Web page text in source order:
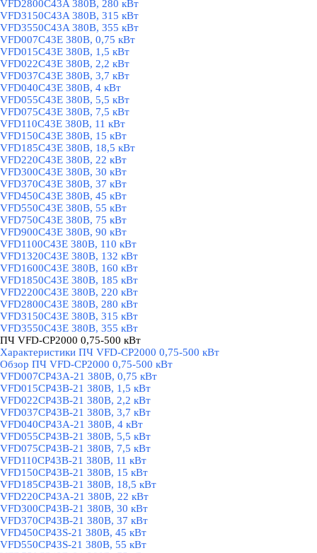
VFD2800C43A 380В, 280 кВт
VFD3150C43A 380В, 315 кВт
VFD3550C43A 380В, 355 кВт
VFD007C43E 380В, 0,75 кВт
VFD015C43E 380В, 1,5 кВт
VFD022C43E 380В, 2,2 кВт
VFD037C43E 380В, 3,7 кВт
VFD040C43E 380В, 4 кВт
VFD055C43E 380В, 5,5 кВт
VFD075C43E 380В, 7,5 кВт
VFD110C43E 380В, 11 кВт
VFD150C43E 380В, 15 кВт
VFD185C43E 380В, 18,5 кВт
VFD220C43E 380В, 22 кВт
VFD300C43E 380В, 30 кВт
VFD370C43E 380В, 37 кВт
VFD450C43E 380В, 45 кВт
VFD550C43E 380В, 55 кВт
VFD750C43E 380В, 75 кВт
VFD900C43E 380В, 90 кВт
VFD1100C43E 380В, 110 кВт
VFD1320C43E 380В, 132 кВт
VFD1600C43E 380В, 160 кВт
VFD1850C43E 380В, 185 кВт
VFD2200C43E 380В, 220 кВт
VFD2800C43E 380В, 280 кВт
VFD3150C43E 380В, 315 кВт
VFD3550C43E 380В, 355 кВт
ПЧ VFD-CP2000 0,75-500 кВт
Характеристики ПЧ VFD-CP2000 0,75-500 кВт
Обзор ПЧ VFD-CP2000 0,75-500 кВт
VFD007CP43A-21 380В, 0,75 кВт
VFD015CP43B-21 380В, 1,5 кВт
VFD022CP43B-21 380В, 2,2 кВт
VFD037CP43B-21 380В, 3,7 кВт
VFD040CP43A-21 380В, 4 кВт
VFD055CP43B-21 380В, 5,5 кВт
VFD075CP43B-21 380В, 7,5 кВт
VFD110CP43B-21 380В, 11 кВт
VFD150CP43B-21 380В, 15 кВт
VFD185CP43B-21 380В, 18,5 кВт
VFD220CP43A-21 380В, 22 кВт
VFD300CP43B-21 380В, 30 кВт
VFD370CP43B-21 380В, 37 кВт
VFD450CP43S-21 380В, 45 кВт
VFD550CP43S-21 380В, 55 кВт